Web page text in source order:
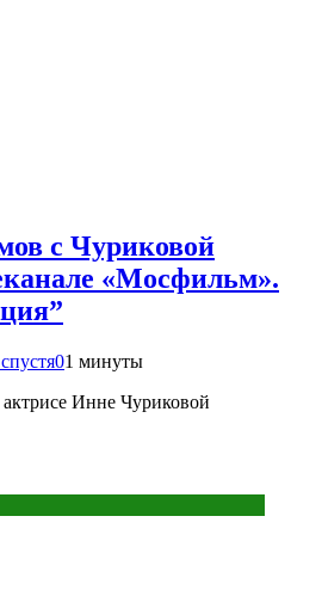
с Чуриковой
«Мосфильм».
01 минуты
актрисе Инне Чуриковой